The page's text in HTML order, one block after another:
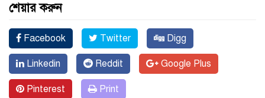
শেয়ার করুন
Facebook Twitter Digg
Linkedin Reddit Google Plus
Pinterest Print